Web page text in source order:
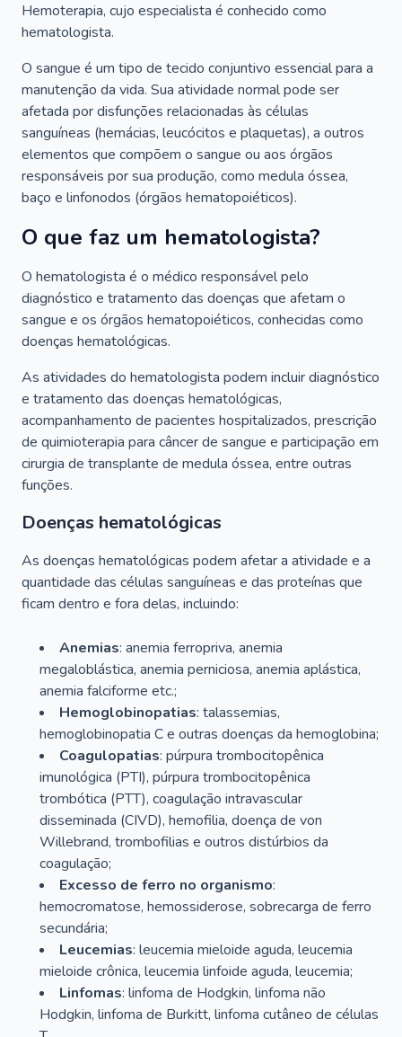
Hemoterapia, cujo especialista é conhecido como
hematologista.
O sangue é um tipo de tecido conjuntivo essencial para a
manutenção da vida. Sua atividade normal pode ser
afetada por disfunções relacionadas às células
sanguíneas (hemácias, leucócitos e plaquetas), a outros
elementos que compõem o sangue ou aos órgãos
responsáveis por sua produção, como medula óssea,
baço e linfonodos (órgãos hematopoiéticos).
O que faz um hematologista?
O hematologista é o médico responsável pelo
diagnóstico e tratamento das doenças que afetam o
sangue e os órgãos hematopoiéticos, conhecidas como
doenças hematológicas.
As atividades do hematologista podem incluir diagnóstico
e tratamento das doenças hematológicas,
acompanhamento de pacientes hospitalizados, prescrição
de quimioterapia para câncer de sangue e participação em
cirurgia de transplante de medula óssea, entre outras
funções.
Doenças hematológicas
As doenças hematológicas podem afetar a atividade e a
quantidade das células sanguíneas e das proteínas que
ficam dentro e fora delas, incluindo:
Anemias: anemia ferropriva, anemia
megaloblástica, anemia perniciosa, anemia aplástica,
anemia falciforme etc.;
Hemoglobinopatias: talassemias,
hemoglobinopatia C e outras doenças da hemoglobina;
Coagulopatias: púrpura trombocitopênica
imunológica (PTI), púrpura trombocitopênica
trombótica (PTT), coagulação intravascular
disseminada (CIVD), hemofilia, doença de von
Willebrand, trombofilias e outros distúrbios da
coagulação;
Excesso de ferro no organismo:
hemocromatose, hemossiderose, sobrecarga de ferro
secundária;
Leucemias: leucemia mieloide aguda, leucemia
mieloide crônica, leucemia linfoide aguda, leucemia;
Linfomas: linfoma de Hodgkin, linfoma não
Hodgkin, linfoma de Burkitt, linfoma cutâneo de células